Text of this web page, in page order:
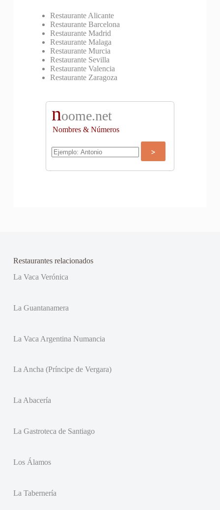
Restaurante Alicante
Restaurante Barcelona
Restaurante Madrid
Restaurante Malaga
Restaurante Murcia
Restaurante Sevilla
Restaurante Valencia
Restaurante Zaragoza
noome.net
Nombres & Números
Restaurantes relacionados
La Vaca Verónica
La Guantanamera
La Vaca Argentina Numancia
La Ancha (Príncipe de Vergara)
La Abacería
La Gastroteca de Santiago
Los Álamos
La Tabernería